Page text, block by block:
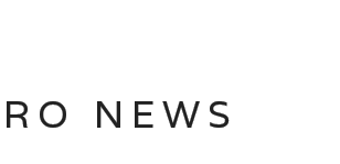
NEWS